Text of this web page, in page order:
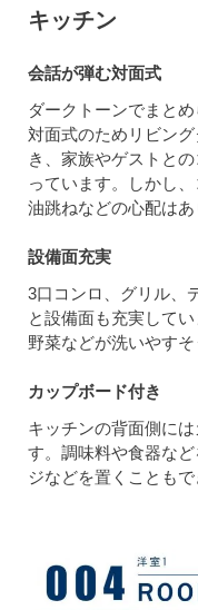
キッチン
会話が弾む対面式
ダークトーンでまと
対面式のためリビン
き、家族やゲストと
っています。しかし
油跳ねなどの心配はあ
設備面充実
3口コンロ、グリル、
と設備面も充実して
野菜などが洗いやすそ
カップボード付き
キッチンの背面側に
す。調味料や食器な
ジなどを置くこともで